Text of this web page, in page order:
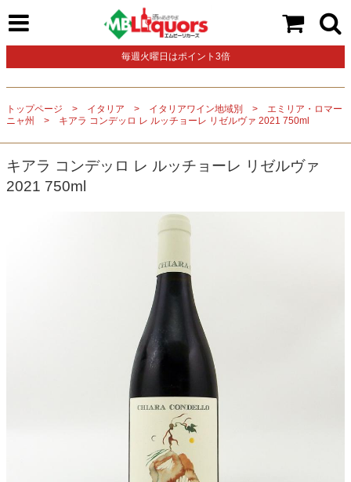
毎週火曜日はポイント3倍
トップページ イタリア イタリアワイン地域別
エミリア・ロマー
ニャ州
キアラ コンデッロ レ ルッチョーレ リゼルヴァ 2021 750ml
キアラ コンデッロ レ ルッチョーレ リゼルヴァ
2021 750ml